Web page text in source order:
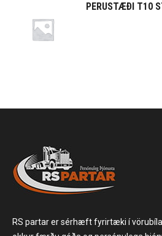
PERUSTÆÐI T10
RS partar er sérhæft fyrirtæki í